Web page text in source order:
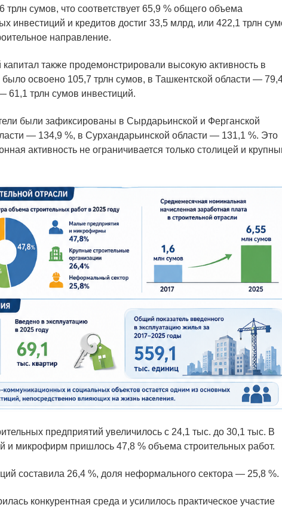
сумов, что соответствует 65,9 % общего объема
инвестиций и кредитов достиг 33,5 млрд, или 422,1 трлн
направление.
также продемонстрировали высокую активность в
освоено 105,7 трлн сумов, в Ташкентской области —
61,1 трлн сумов инвестиций.
были зафиксированы в Сырдарьинской и Ферганской
— 134,9 %, в Сурхандарьинской области — 131,1 %. Это
активность не ограничивается только столицей и
предприятий увеличилось с 24,1 тыс. до 30,1 тыс. В
и микрофирм пришлось 47,8 % объема строительных работ.
составила 26,4 %, доля неформального сектора — 25,8 %.
конкурентная среда и усилилось практическое участие